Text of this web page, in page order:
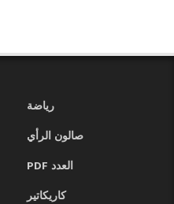
رياضة
صالون الرأي
العدد PDF
كاريكاتير